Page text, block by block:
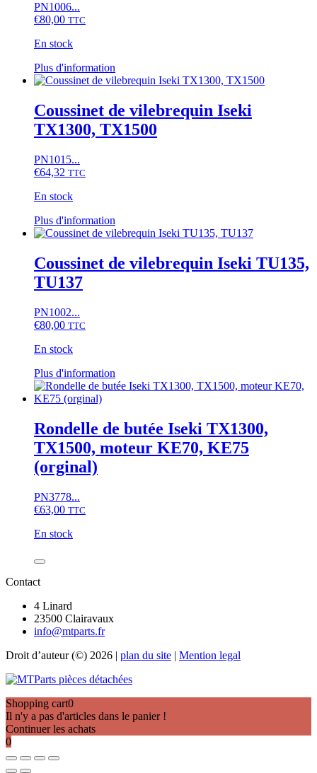
PN1006...
€80,00 TTC
En stock
Plus d'information
produit
plusieurs
variations.
Les
du
Coussinet de vilebrequin Iseki
TX1300, TX1500
PN1015...
€64,32 TTC
En stock
Plus d'information
produit
plusieurs
variations.
du
Coussinet de vilebrequin Iseki TU135,
TU137
PN1002...
€80,00 TTC
En stock
Plus d'information
produit
variations.
Les
options
Rondelle de butée Iseki TX1300,
TX1500, moteur KE70, KE75
(orginal)
PN3778...
€63,00 TTC
En stock
quantité
Rondelle
butée
Iseki
TX1300,
moteur
KE75
(orginal)
Contact
4 Linard
23500 Clairavaux
info@mtparts.fr
Droit d’auteur (©) 2026 | plan du site | Mention legal
Shopping cart0
Il n'y a pas d'articles dans le panier !
Continuer les achats
0